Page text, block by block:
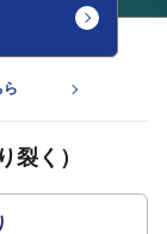
ら
裂く）